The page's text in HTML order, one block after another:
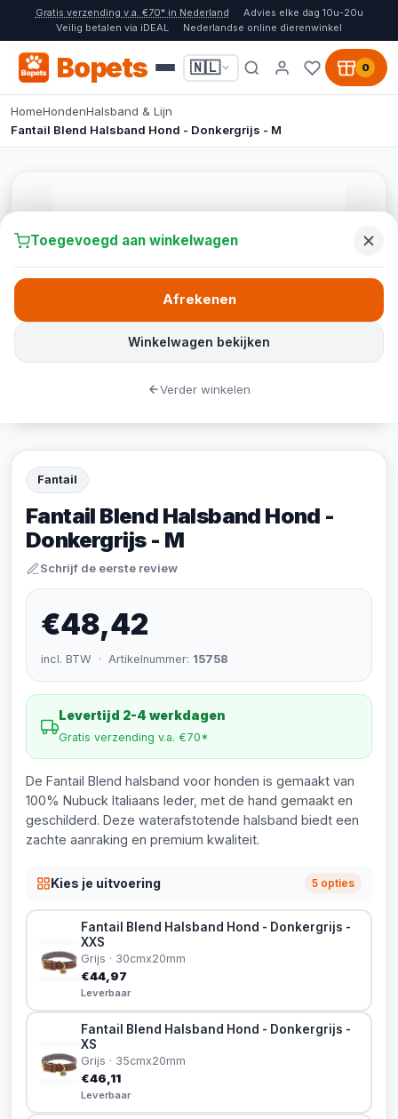
Gratis verzending v.a. €70* in Nederland
Advies elke dag 10u-20u
Veilig betalen via iDEAL
Nederlandse online dierenwinkel
Bopets 🇳🇱 0
HomeHondenHalsband & Lijn
Fantail Blend Halsband Hond - Donkergrijs - M
Fantail
Fantail Blend Halsband Hond -
Donkergrijs - M
Schrijf de eerste review
€48,42
incl. BTW · Artikelnummer: 15758
Levertijd 2-4 werkdagen
Gratis verzending v.a. €70*
De Fantail Blend halsband voor honden is gemaakt van
100% Nubuck Italiaans leder, met de hand gemaakt en
geschilderd. Deze waterafstotende halsband biedt een
zachte aanraking en premium kwaliteit.
Kies je uitvoering 5 opties
Fantail Blend Halsband Hond - Donkergrijs -
XXS
Grijs · 30cmx20mm
€44,97
Leverbaar
Fantail Blend Halsband Hond - Donkergrijs -
XS
Grijs · 35cmx20mm
€46,11
Leverbaar
Toegevoegd aan winkelwagen
Winkelwagen bekijken
Afrekenen
Verder winkelen